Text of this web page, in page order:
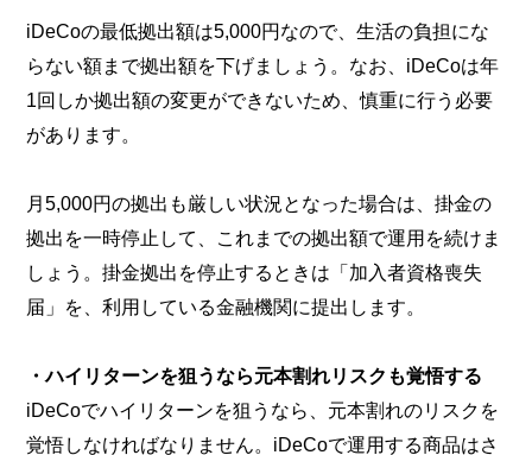
iDeCoの最低拠出額は5,000円なので、生活の負担にな
らない額まで拠出額を下げましょう。なお、iDeCoは年
1回しか拠出額の変更ができないため、慎重に行う必要
があります。
月5,000円の拠出も厳しい状況となった場合は、掛金の
拠出を一時停止して、これまでの拠出額で運用を続けま
しょう。掛金拠出を停止するときは「加入者資格喪失
届」を、利用している金融機関に提出します。
・ハイリターンを狙うなら元本割れリスクも覚悟する
iDeCoでハイリターンを狙うなら、元本割れのリスクを
覚悟しなければなりません。iDeCoで運用する商品はさ